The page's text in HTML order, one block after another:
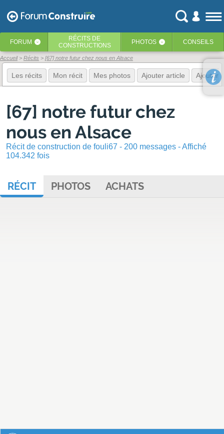
FORUM ‹ RÉCITS DE
CONSTRUCTIONS
PHOTOS ‹ CONSEILS
Accueil Récits [67] notre futur chez nous en Alsace
Les récits Mon récit Mes photos Ajouter article Ajouter
[67] notre futur chez
nous en Alsace
Récit de construction de fouli67 - 200 messages - Affiché
104.342 fois
RÉCIT PHOTOS ACHATS